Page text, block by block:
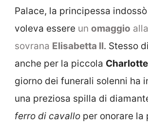
Palace, la principessa
voleva essere un omaggio
sovrana Elisabetta II. Stesso
anche per la piccola Charlotte
giorno dei funerali solenni ha
una preziosa spilla di
ferro di cavallo per onorare la